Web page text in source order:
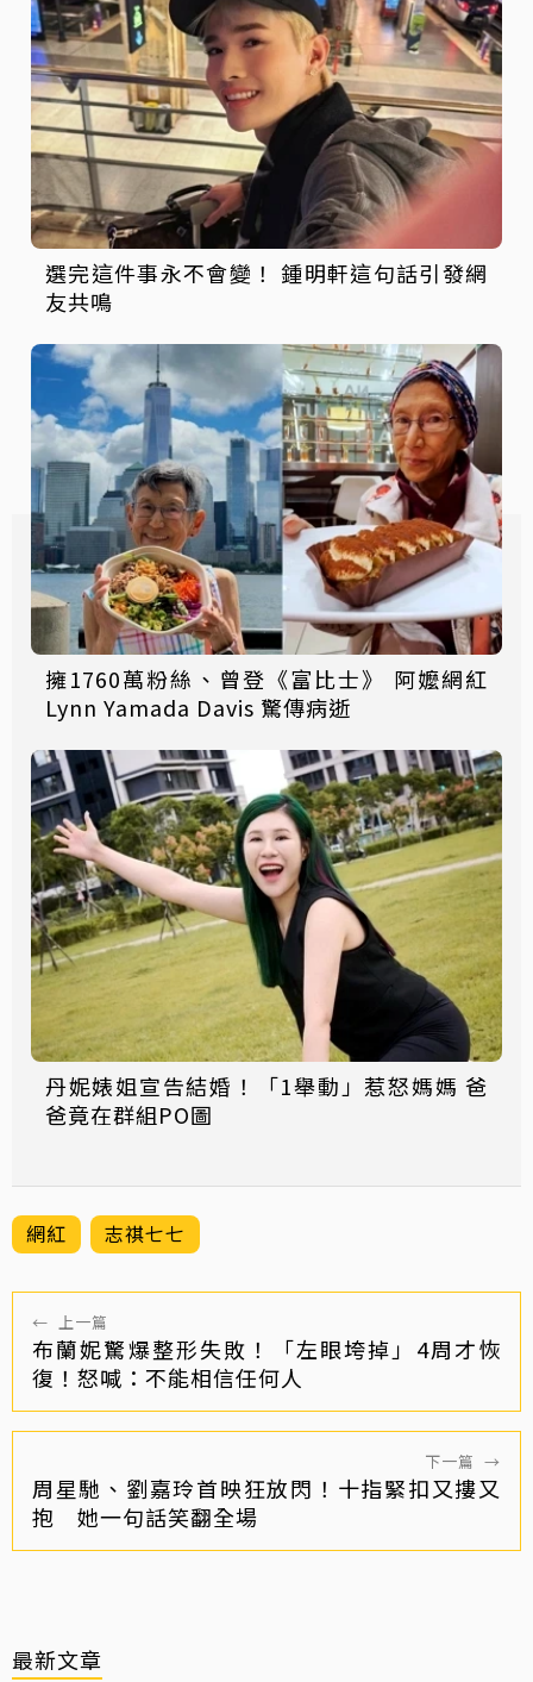
選完這件事永不會變！ 鍾明軒這句話引發網
友共鳴
擁1760萬粉絲、曾登《富比士》 阿嬤網紅
Lynn Yamada Davis 驚傳病逝
丹妮婊姐宣告結婚！「1舉動」惹怒媽媽 爸
爸竟在群組PO圖
網紅 志祺七七
← 上一篇
布蘭妮驚爆整形失敗！「左眼垮掉」4周才恢
復！怒喊：不能相信任何人
下一篇 →
周星馳、劉嘉玲首映狂放閃！十指緊扣又摟又
抱 她一句話笑翻全場
最新文章